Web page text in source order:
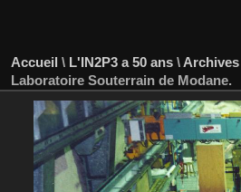
Accueil \ L'IN2P3 a 50 ans \
Laboratoire Souterrain de Modane.